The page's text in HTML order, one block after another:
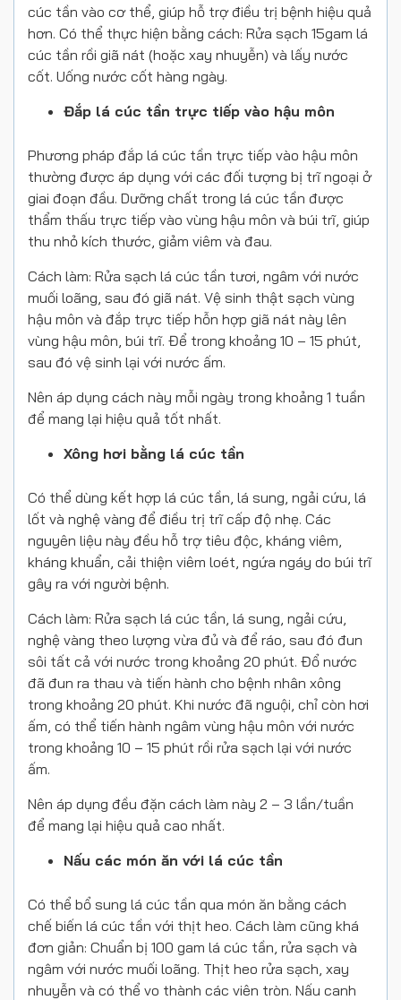
cúc tần vào cơ thể, giúp hỗ trợ điều trị bệnh hiệu quả
hơn. Có thể thực hiện bằng cách: Rửa sạch 15gam lá
cúc tần rồi giã nát (hoặc xay nhuyễn) và lấy nước
cốt. Uống nước cốt hàng ngày.
Đắp lá cúc tần trực tiếp vào hậu môn
Phương pháp đắp lá cúc tần trực tiếp vào hậu môn
thường được áp dụng với các đối tượng bị trĩ ngoại ở
giai đoạn đầu. Dưỡng chất trong lá cúc tần được
thẩm thấu trực tiếp vào vùng hậu môn và búi trĩ, giúp
thu nhỏ kích thước, giảm viêm và đau.
Cách làm: Rửa sạch lá cúc tần tươi, ngâm với nước
muối loãng, sau đó giã nát. Vệ sinh thật sạch vùng
hậu môn và đắp trực tiếp hỗn hợp giã nát này lên
vùng hậu môn, búi trĩ. Để trong khoảng 10 – 15 phút,
sau đó vệ sinh lại với nước ấm.
Nên áp dụng cách này mỗi ngày trong khoảng 1 tuần
để mang lại hiệu quả tốt nhất.
Xông hơi bằng lá cúc tần
Có thể dùng kết hợp lá cúc tần, lá sung, ngải cứu, lá
lốt và nghệ vàng để điều trị trĩ cấp độ nhẹ. Các
nguyên liệu này đều hỗ trợ tiêu độc, kháng viêm,
kháng khuẩn, cải thiện viêm loét, ngứa ngáy do búi trĩ
gây ra với người bệnh.
Cách làm: Rửa sạch lá cúc tần, lá sung, ngải cứu,
nghệ vàng theo lượng vừa đủ và để ráo, sau đó đun
sôi tất cả với nước trong khoảng 20 phút. Đổ nước
đã đun ra thau và tiến hành cho bệnh nhân xông
trong khoảng 20 phút. Khi nước đã nguội, chỉ còn hơi
ấm, có thể tiến hành ngâm vùng hậu môn với nước
trong khoảng 10 – 15 phút rồi rửa sạch lại với nước
ấm.
Nên áp dụng đều đặn cách làm này 2 – 3 lần/tuần
để mang lại hiệu quả cao nhất.
Nấu các món ăn với lá cúc tần
Có thể bổ sung lá cúc tần qua món ăn bằng cách
chế biến lá cúc tần với thịt heo. Cách làm cũng khá
đơn giản: Chuẩn bị 100 gam lá cúc tần, rửa sạch và
ngâm với nước muối loãng. Thịt heo rửa sạch, xay
nhuyễn và có thể vo thành các viên tròn. Nấu canh